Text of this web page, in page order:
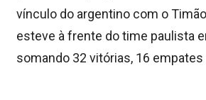
vínculo do argentino com o
esteve à frente do time paulista
somando 32 vitórias, 16